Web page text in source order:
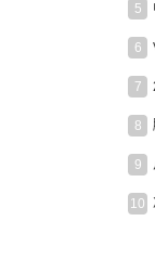
5
6
7
8
9
10